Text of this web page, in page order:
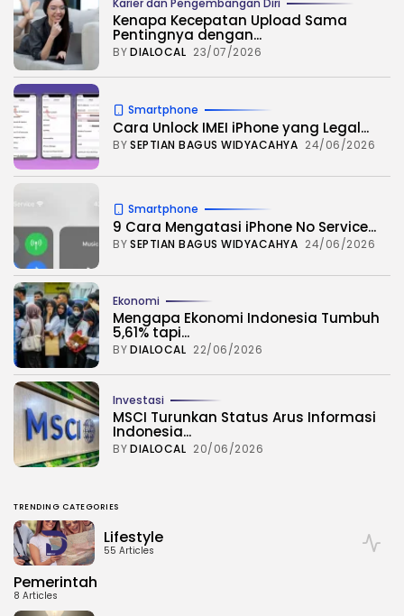
Karier dan Pengembangan Diri
Kenapa Kecepatan Upload Sama
Pentingnya dengan...
BYDIALOCAL 23/07/2026
Smartphone
Cara Unlock IMEI iPhone yang Legal...
BYSEPTIAN BAGUS WIDYACAHYA 24/06/2026
Smartphone
9 Cara Mengatasi iPhone No Service...
BYSEPTIAN BAGUS WIDYACAHYA 24/06/2026
Ekonomi
Mengapa Ekonomi Indonesia Tumbuh
5,61% tapi...
BYDIALOCAL 22/06/2026
Investasi
MSCI Turunkan Status Arus Informasi
Indonesia...
BYDIALOCAL 20/06/2026
TRENDING CATEGORIES
Lifestyle
55 Articles
Pemerintah
8 Articles